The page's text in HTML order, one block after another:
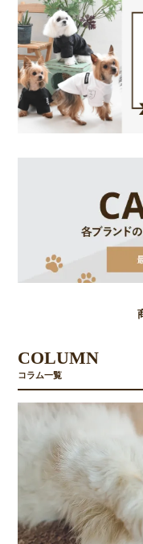
COLUMN
コラム一覧